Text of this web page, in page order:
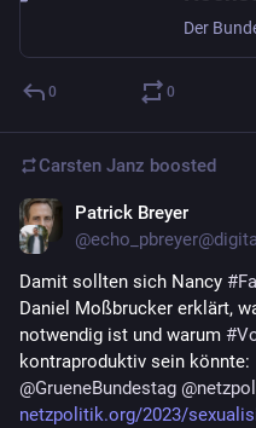
0 0
Carsten Janz boosted
Patrick Breyer
Damit sollten sich Nancy #
Daniel Moßbrucker erklärt,
notwendig ist und warum #
kontraproduktiv sein könnte:
@GrueneBundestag @
netzpolitik.org/2023/